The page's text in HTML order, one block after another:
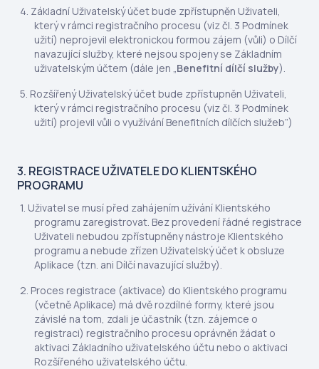
Základní Uživatelský účet bude zpřístupněn Uživateli,
který v rámci registračního procesu (viz čl. 3 Podmínek
užití) neprojevil elektronickou formou zájem (vůli) o Dílčí
navazující služby, které nejsou spojeny se Základním
uživatelským účtem (dále jen „Benefitní dílčí služby).
Rozšířený Uživatelský účet bude zpřístupněn Uživateli,
který v rámci registračního procesu (viz čl. 3 Podmínek
užití) projevil vůli o využívání Benefitních dílčích služeb”)
3. REGISTRACE UŽIVATELE DO KLIENTSKÉHO
PROGRAMU
Uživatel se musí před zahájením užívání Klientského
programu zaregistrovat. Bez provedení řádné registrace
Uživateli nebudou zpřístupněny nástroje Klientského
programu a nebude zřízen Uživatelský účet k obsluze
Aplikace (tzn. ani Dílčí navazující služby).
Proces registrace (aktivace) do Klientského programu
(včetně Aplikace) má dvě rozdílné formy, které jsou
závislé na tom, zdali je účastník (tzn. zájemce o
registraci) registračního procesu oprávněn žádat o
aktivaci Základního uživatelského účtu nebo o aktivaci
Rozšířeného uživatelského účtu.